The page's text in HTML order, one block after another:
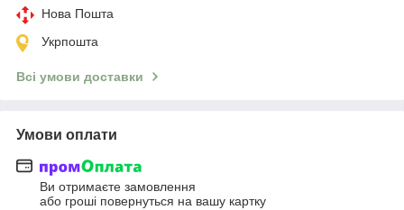
Нова Пошта
Укрпошта
Всі умови доставки
Умови оплати
Ви отримаєте замовлення
або гроші повернуться на вашу картку